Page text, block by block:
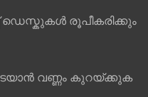
രൂപീകരിക്കും
വണ്ണം കുറയ്ക്കുക